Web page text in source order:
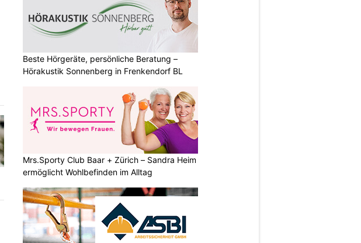
Beste Hörgeräte, persönliche Beratung –
Hörakustik Sonnenberg in Frenkendorf BL
Mrs.Sporty Club Baar + Zürich – Sandra Heim
ermöglicht Wohlbefinden im Alltag